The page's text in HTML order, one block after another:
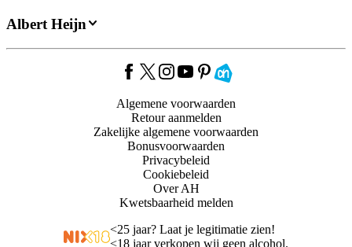
Albert Heijn
Algemene voorwaarden
Retour aanmelden
Zakelijke algemene voorwaarden
Bonusvoorwaarden
Privacybeleid
Cookiebeleid
Over AH
Kwetsbaarheid melden
<25 jaar? Laat je legitimatie zien!
<18 jaar verkopen wij geen alcohol.